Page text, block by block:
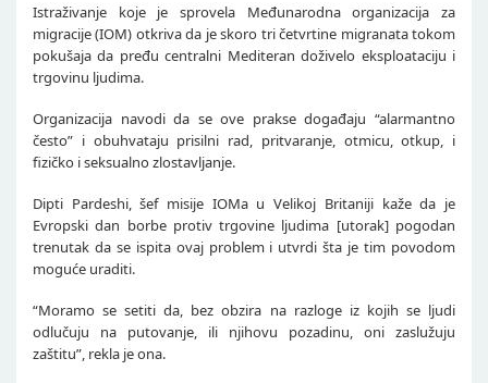
Istraživanje koje je sprovela Međunarodna organizacija za
migracije (IOM) otkriva da je skoro tri četvrtine migranata tokom
pokušaja da pređu centralni Mediteran doživelo eksploataciju i
trgovinu ljudima.
Organizacija navodi da se ove prakse događaju “alarmantno
često” i obuhvataju prisilni rad, pritvaranje, otmicu, otkup, i
fizičko i seksualno zlostavljanje.
Dipti Pardeshi, šef misije IOMa u Velikoj Britaniji kaže da je
Evropski dan borbe protiv trgovine ljudima [utorak] pogodan
trenutak da se ispita ovaj problem i utvrdi šta je tim povodom
moguće uraditi.
“Moramo se setiti da, bez obzira na razloge iz kojih se ljudi
odlučuju na putovanje, ili njihovu pozadinu, oni zaslužuju
zaštitu”, rekla je ona.